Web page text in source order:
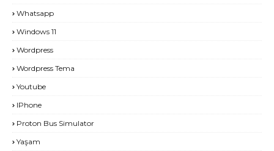
Whatsapp
Windows 11
Wordpress
Wordpress Tema
Youtube
IPhone
Proton Bus Simulator
Yaşam